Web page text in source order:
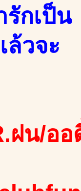
กเป็น
ล้วจะ
ฝน/ออ